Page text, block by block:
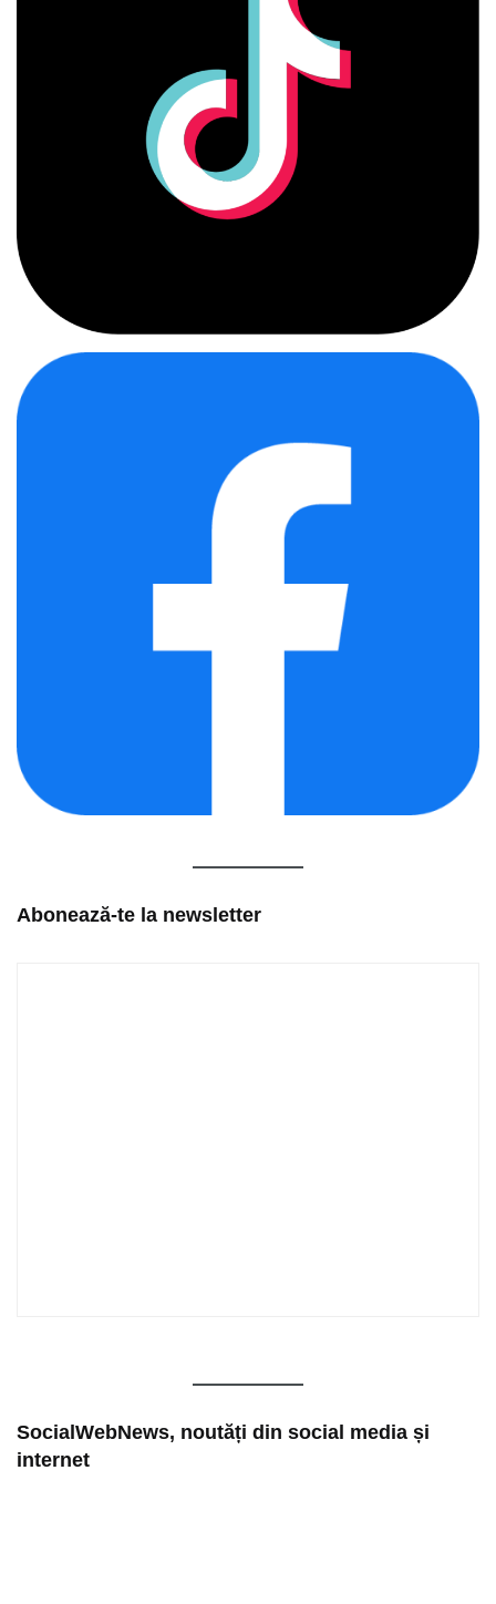
Abonează-te la newsletter
SocialWebNews, noutăți din social media și
internet